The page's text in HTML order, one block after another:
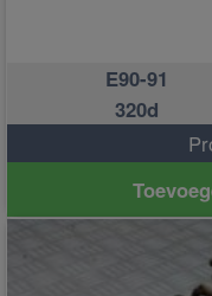
E90-91
320d